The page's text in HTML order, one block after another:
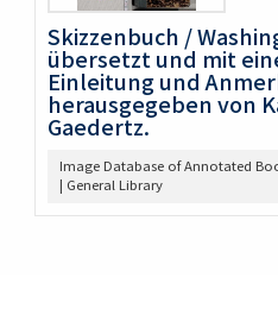
Skizzenbuch /
übersetzt und mit
Einleitung und
herausgegeben von
Gaedertz.
Image Database of Annotated
| General Library